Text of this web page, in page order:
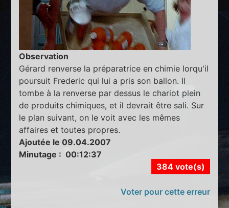
Observation
Gérard renverse la préparatrice en chimie lorqu'il
poursuit Frederic qui lui a pris son ballon. Il
tombe à la renverse par dessus le chariot plein
de produits chimiques, et il devrait être sali. Sur
le plan suivant, on le voit avec les mêmes
affaires et toutes propres.
Ajoutée le 09.04.2007
Minutage : 00:12:37
384 vote(s)
Voter pour cette erreur